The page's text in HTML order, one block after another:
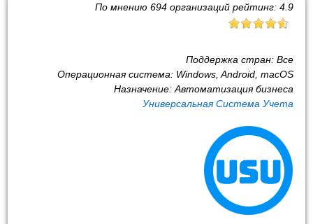
По мнению 694организаций рейтинг: 4.9
Поддержка стран: Все
Операционная система: Windows, Android, macOS
Назначение: Автоматизация бизнеса
Универсальная Система Учета